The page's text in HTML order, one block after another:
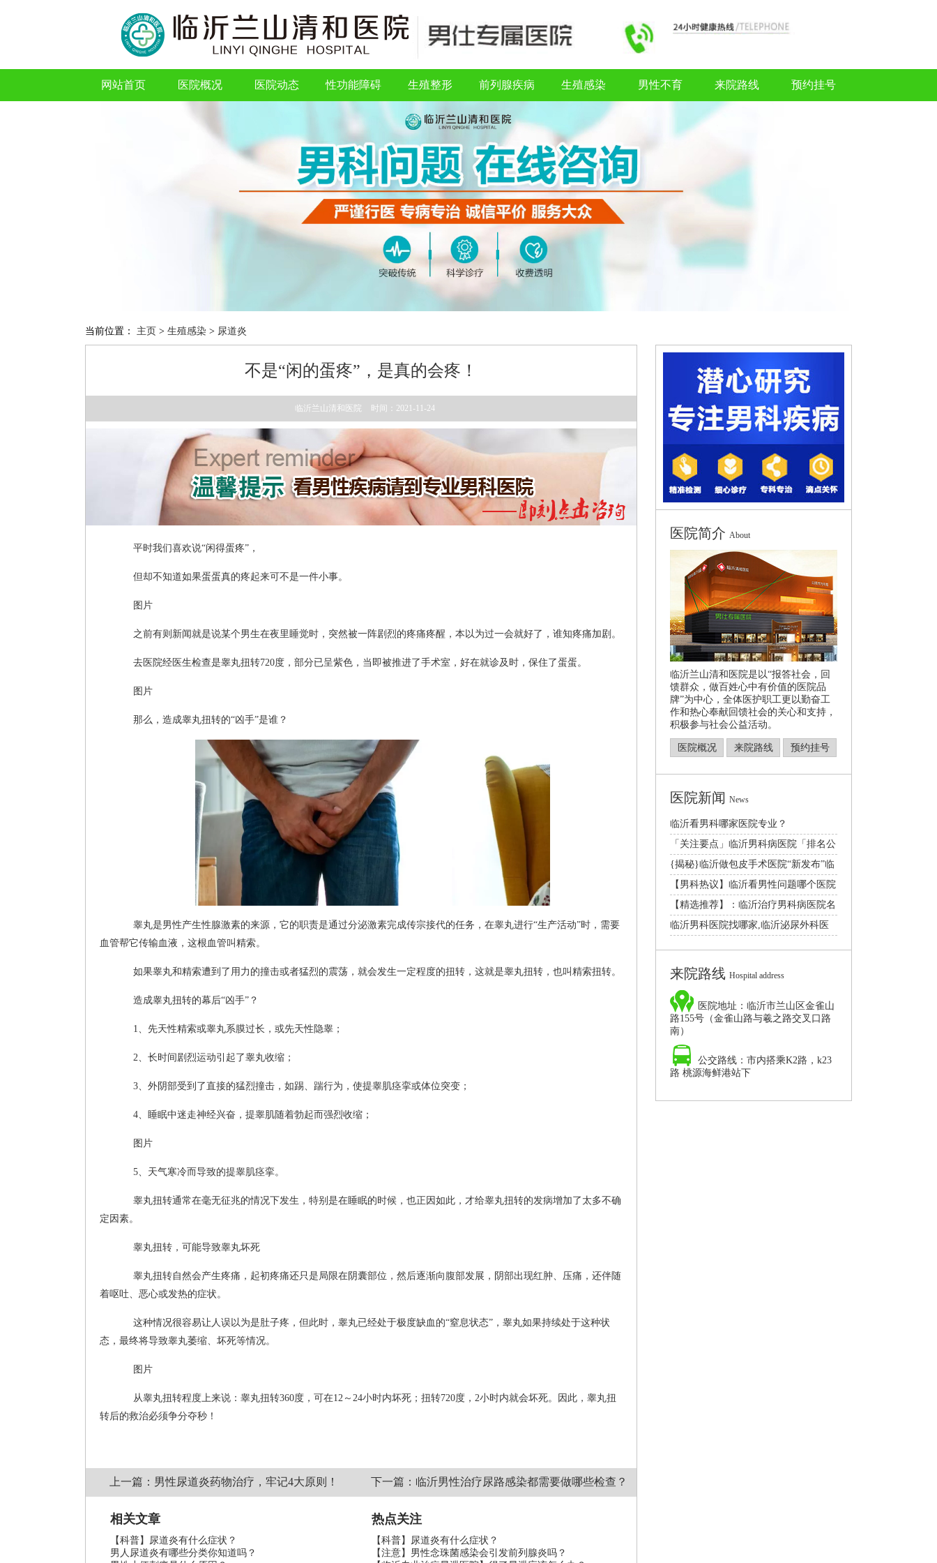
网站首页 医院概况 医院动态 性功能障碍
性功能障碍
生殖整形
生殖整形
前列腺疾病
前列腺疾病
生殖感染
生殖感染
男性不育 来院路线
来院路线
预约挂号
当前位置： 主页 > 生殖感染 > 尿道炎
不是“闲的蛋疼”，是真的会疼！
临沂兰山清和医院 时间：2021-11-24
平时我们喜欢说“闲得蛋疼”，
但却不知道如果蛋蛋真的疼起来可不是一件小事。
图片
之前有则新闻就是说某个男生在夜里睡觉时，突然被一阵剧烈的疼痛疼醒，本以为过一会就好了，谁知疼痛加剧。
去医院经医生检查是睾丸扭转720度，部分已呈紫色，当即被推进了手术室，好在就诊及时，保住了蛋蛋。
图片
那么，造成睾丸扭转的“凶手”是谁？
睾丸是男性产生性腺激素的来源，它的职责是通过分泌激素完成传宗接代的任务，在睾丸进行“生产活动”时，需要
血管帮它传输血液，这根血管叫精索。
如果睾丸和精索遭到了用力的撞击或者猛烈的震荡，就会发生一定程度的扭转，这就是睾丸扭转，也叫精索扭转。
造成睾丸扭转的幕后“凶手”？
1、先天性精索或睾丸系膜过长，或先天性隐睾；
2、长时间剧烈运动引起了睾丸收缩；
3、外阴部受到了直接的猛烈撞击，如踢、踹行为，使提睾肌痉挛或体位突变；
4、睡眠中迷走神经兴奋，提睾肌随着勃起而强烈收缩；
图片
5、天气寒冷而导致的提睾肌痉挛。
睾丸扭转通常在毫无征兆的情况下发生，特别是在睡眠的时候，也正因如此，才给睾丸扭转的发病增加了太多不确
定因素。
睾丸扭转，可能导致睾丸坏死
睾丸扭转自然会产生疼痛，起初疼痛还只是局限在阴囊部位，然后逐渐向腹部发展，阴部出现红肿、压痛，还伴随
着呕吐、恶心或发热的症状。
这种情况很容易让人误以为是肚子疼，但此时，睾丸已经处于极度缺血的“窒息状态”，睾丸如果持续处于这种状
态，最终将导致睾丸萎缩、坏死等情况。
图片
从睾丸扭转程度上来说：睾丸扭转360度，可在12～24小时内坏死；扭转720度，2小时内就会坏死。因此，睾丸扭
转后的救治必须争分夺秒！
上一篇：男性尿道炎药物治疗，牢记4大原则！ 下一篇：临沂男性治疗尿路感染都需要做哪些检查？
相关文章
【科普】尿道炎有什么症状？
男人尿道炎有哪些分类你知道吗？
热点关注
【科普】尿道炎有什么症状？
【注意】男性念珠菌感染会引发前列腺炎吗？
医院简介 About
临沂兰山清和医院是以“报答社会，回
馈群众，做百姓心中有价值的医院品
牌”为中心，全体医护职工更以勤奋工
作和热心奉献回馈社会的关心和支持，
积极参与社会公益活动。
医院概况 来院路线 预约挂号
医院新闻 News
临沂看男科哪家医院专业？
「关注要点」临沂男科病医院「排名公
开」临沂哪家医院
{揭秘}临沂做包皮手术医院“新发布”临
沂割包皮好的
【男科热议】临沂看男性问题哪个医院
好[2024年度
【精选推荐】：临沂治疗男科病医院名
单更新|总榜发布
临沂男科医院找哪家,临沂泌尿外科医
来院路线 Hospital address
医院地址：临沂市兰山区金雀山
路155号（金雀山路与羲之路交叉口路
南）
公交路线：市内搭乘K2路，k23
路 桃源海鲜港站下